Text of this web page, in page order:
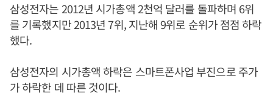
삼성전자는 2012년 시가총액 2천억 달러를 돌파하며 6위
를 기록했지만 2013년 7위, 지난해 9위로 순위가 점점 하락
했다.
삼성전자의 시가총액 하락은 스마트폰사업 부진으로 주가
가 하락한 데 따른 것이다.